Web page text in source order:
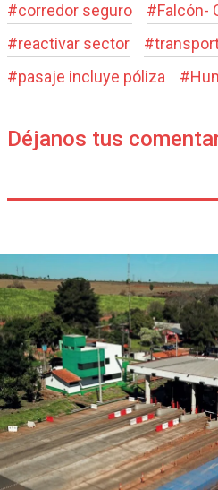
#corredor seguro #Falcón-
#reactivar sector #
#pasaje incluye póliza #
Déjanos tus